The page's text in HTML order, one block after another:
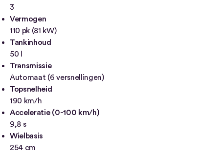
3
Vermogen
110 pk (81 kW)
Tankinhoud
50 l
Transmissie
Automaat (6 versnellingen)
Topsnelheid
190 km/h
Acceleratie (0-100 km/h)
9,8 s
Wielbasis
254 cm